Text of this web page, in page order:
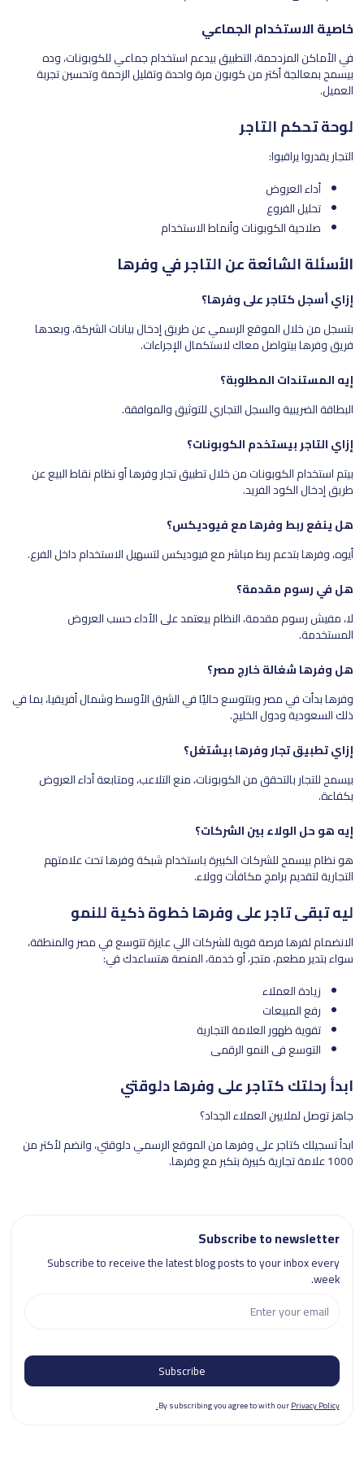
خاصية الاستخدام الجماعي
في الأماكن المزدحمة، التطبيق بيدعم استخدام جماعي للكوبونات، وده
بيسمح بمعالجة أكتر من كوبون مرة واحدة وتقليل الزحمة وتحسين تجربة
العميل.
لوحة تحكم التاجر
التجار يقدروا يراقبوا:
أداء العروض
تحليل الفروع
صلاحية الكوبونات وأنماط الاستخدام
الأسئلة الشائعة عن التاجر في وفرها
إزاي أسجل كتاجر على وفرها؟
بتسجل من خلال الموقع الرسمي عن طريق إدخال بيانات الشركة، وبعدها
فريق وفرها بيتواصل معاك لاستكمال الإجراءات.
إيه المستندات المطلوبة؟
البطاقة الضريبية والسجل التجاري للتوثيق والموافقة.
إزاي التاجر بيستخدم الكوبونات؟
بيتم استخدام الكوبونات من خلال تطبيق تجار وفرها أو نظام نقاط البيع عن
طريق إدخال الكود الفريد.
هل ينفع ربط وفرها مع فيوديكس؟
أيوه، وفرها بتدعم ربط مباشر مع فيوديكس لتسهيل الاستخدام داخل الفرع.
هل في رسوم مقدمة؟
لا، مفيش رسوم مقدمة، النظام بيعتمد على الأداء حسب العروض
المستخدمة.
هل وفرها شغالة خارج مصر؟
وفرها بدأت في مصر وبتتوسع حاليًا في الشرق الأوسط وشمال أفريقيا، بما في
ذلك السعودية ودول الخليج.
إزاي تطبيق تجار وفرها بيشتغل؟
بيسمح للتجار بالتحقق من الكوبونات، منع التلاعب، ومتابعة أداء العروض
بكفاءة.
إيه هو حل الولاء بين الشركات؟
هو نظام بيسمح للشركات الكبيرة باستخدام شبكة وفرها تحت علامتهم
التجارية لتقديم برامج مكافآت وولاء.
ليه تبقى تاجر على وفرها خطوة ذكية للنمو
الانضمام لفرها فرصة قوية للشركات اللي عايزة تتوسع في مصر والمنطقة،
سواء بتدير مطعم، متجر، أو خدمة، المنصة هتساعدك في:
زيادة العملاء
رفع المبيعات
تقوية ظهور العلامة التجارية
التوسع في النمو الرقمي
ابدأ رحلتك كتاجر على وفرها دلوقتي
جاهز توصل لملايين العملاء الجداد؟
ابدأ تسجيلك كتاجر على وفرها من الموقع الرسمي دلوقتي، وانضم لأكتر من
1000 علامة تجارية كبيرة بتكبر مع وفرها.
Subscribe to newsletter
Subscribe to receive the latest blog posts to your inbox every
week.
By subscribing you agree to with ourPrivacy Policy.